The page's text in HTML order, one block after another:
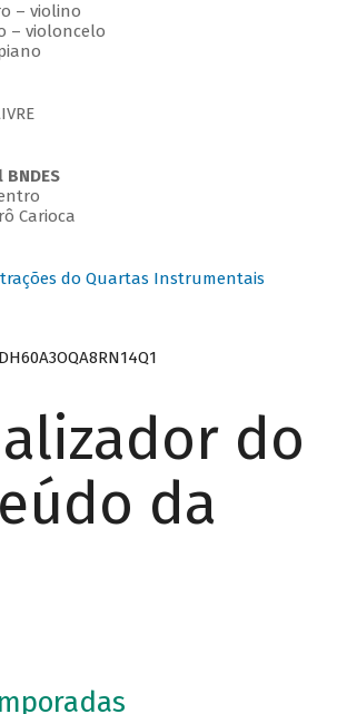
– violino
– violoncelo
Carioca
do Quartas Instrumentais
do
da